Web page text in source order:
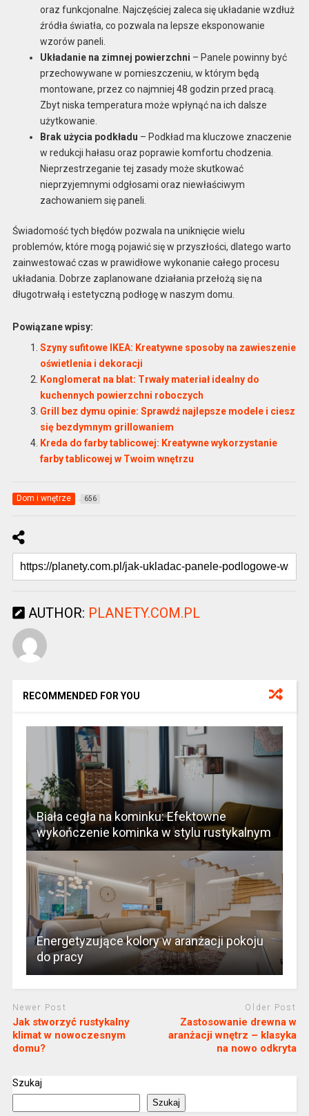
oraz funkcjonalne. Najczęściej zaleca się układanie wzdłuż
źródła światła, co pozwala na lepsze eksponowanie
wzorów paneli.
Układanie na zimnej powierzchni – Panele powinny być
przechowywane w pomieszczeniu, w którym będą
montowane, przez co najmniej 48 godzin przed pracą.
Zbyt niska temperatura może wpłynąć na ich dalsze
użytkowanie.
Brak użycia podkładu – Podkład ma kluczowe znaczenie
w redukcji hałasu oraz poprawie komfortu chodzenia.
Nieprzestrzeganie tej zasady może skutkować
nieprzyjemnymi odgłosami oraz niewłaściwym
zachowaniem się paneli.
Świadomość tych błędów pozwala na uniknięcie wielu
problemów, które mogą pojawić się w przyszłości, dlatego warto
zainwestować czas w prawidłowe wykonanie całego procesu
układania. Dobrze zaplanowane działania przełożą się na
długotrwałą i estetyczną podłogę w naszym domu.
Powiązane wpisy:
Szyny sufitowe IKEA: Kreatywne sposoby na zawieszenie
oświetlenia i dekoracji
Konglomerat na blat: Trwały materiał idealny do
kuchennych powierzchni roboczych
Grill bez dymu opinie: Sprawdź najlepsze modele i ciesz
się bezdymnym grillowaniem
Kreda do farby tablicowej: Kreatywne wykorzystanie
farby tablicowej w Twoim wnętrzu
Dom i wnętrze 656
AUTHOR: PLANETY.COM.PL
RECOMMENDED FOR YOU
Biała cegła na kominku: Efektowne
wykończenie kominka w stylu rustykalnym
Energetyzujące kolory w aranżacji pokoju
do pracy
Newer Post
Jak stworzyć rustykalny
klimat w nowoczesnym
domu?
Older Post
Zastosowanie drewna w
aranżacji wnętrz – klasyka
na nowo odkryta
Szukaj
Szukaj